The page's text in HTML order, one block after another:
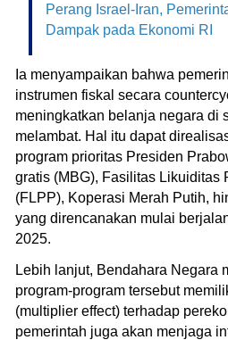
Perang Israel-Iran,
Dampak pada Ekonomi RI
Ia menyampaikan bahwa
instrumen fiskal secara
meningkatkan belanja negara di
melambat. Hal itu dapat
program prioritas Presiden
gratis (MBG), Fasilitas Likuiditas
(FLPP), Koperasi Merah Putih,
yang direncanakan mulai
2025.
Lebih lanjut, Bendahara Negara
program-program tersebut
(multiplier effect) terhadap
pemerintah juga akan menjaga